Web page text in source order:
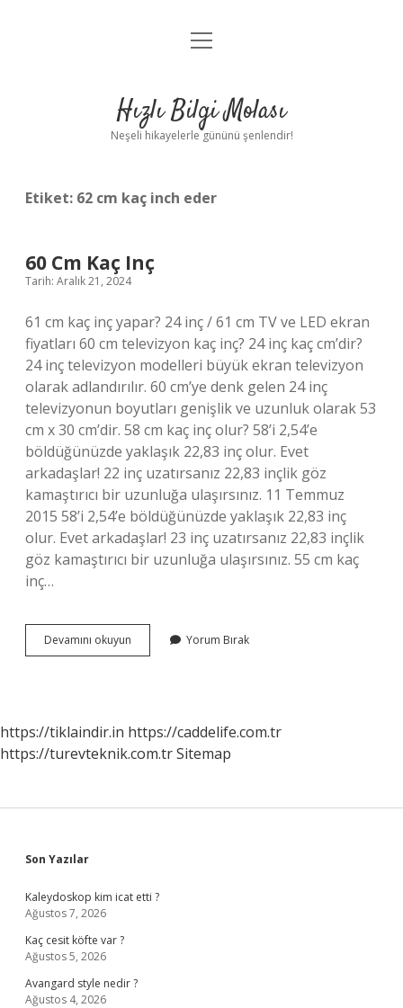
Anasayfa
Yasal Uyarı
menüyü
Hızlı Bilgi Molası
Neşeli hikayelerle gününü şenlendir!
Etiket: 62 cm kaç inch eder
60 Cm Kaç Inç
Tarih: Aralık 21, 2024
61 cm kaç inç yapar? 24 inç / 61 cm TV ve LED ekran
fiyatları 60 cm televizyon kaç inç? 24 inç kaç cm’dir?
24 inç televizyon modelleri büyük ekran televizyon
olarak adlandırılır. 60 cm’ye denk gelen 24 inç
televizyonun boyutları genişlik ve uzunluk olarak 53
cm x 30 cm’dir. 58 cm kaç inç olur? 58’i 2,54’e
böldüğünüzde yaklaşık 22,83 inç olur. Evet
arkadaşlar! 22 inç uzatırsanız 22,83 inçlik göz
kamaştırıcı bir uzunluğa ulaşırsınız. 11 Temmuz
2015 58’i 2,54’e böldüğünüzde yaklaşık 22,83 inç
olur. Evet arkadaşlar! 23 inç uzatırsanız 22,83 inçlik
göz kamaştırıcı bir uzunluğa ulaşırsınız. 55 cm kaç
inç…
Devamını okuyun
Cm
Yorum Bırak
https://tiklaindir.in https://caddelife.com.tr
https://turevteknik.com.trSitemap
Sidebar
Son Yazılar
Kaleydoskop kim icat etti ?
Ağustos 7, 2026
Kaç cesit köfte var ?
Ağustos 5, 2026
Avangard style nedir ?
Ağustos 4, 2026